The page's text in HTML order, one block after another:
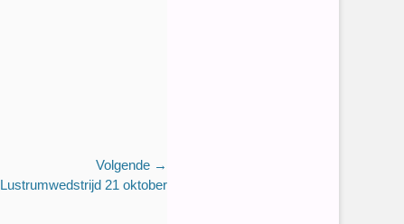
Volgende →
Lustrumwedstrijd 21 oktober